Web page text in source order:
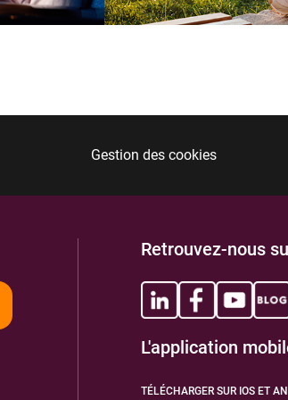
PLUS D'INFORMATIONS
Gestion des cookies
Retrouvez-nous
L'application
TÉLÉCHARGER SUR IOS ET